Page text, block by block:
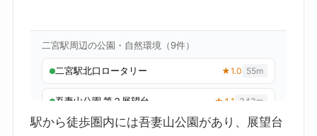
駅から徒歩圏内には吾妻山公園があり、展望台